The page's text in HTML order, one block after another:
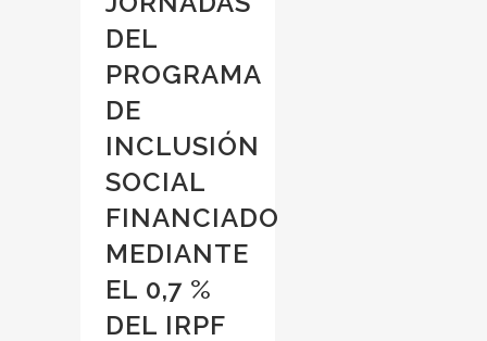
DEL
PROGRAMA
DE
INCLUSIÓN
SOCIAL
FINANCIADO
MEDIANTE
EL 0,7 %
DEL IRPF